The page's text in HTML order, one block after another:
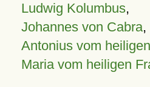
Ludwig Kolumbus,
Johannes von Cabra,
Antonius vom
Maria vom heiligen